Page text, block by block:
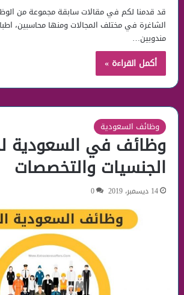
قد قدمنا لكم في مقالات سابقة مجموعة من
الشاغرة في مختلف المجالات ومنها محاسبين،
مندوبين…
أكمل القراءة »
وظائف السعودية
وظائف في السعودية
الجنسيات والتخصصات
14 ديسمبر، 2019 0